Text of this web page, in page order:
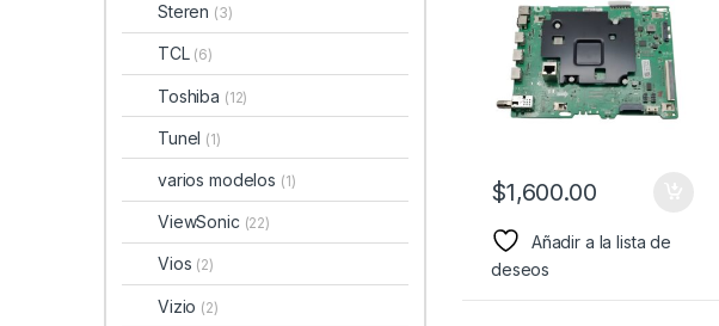
$1,600.00
Añadir a la lista de
deseos
Steren (3)
TCL (6)
Toshiba (12)
Tunel (1)
varios modelos (1)
ViewSonic (22)
Vios (2)
Vizio (2)